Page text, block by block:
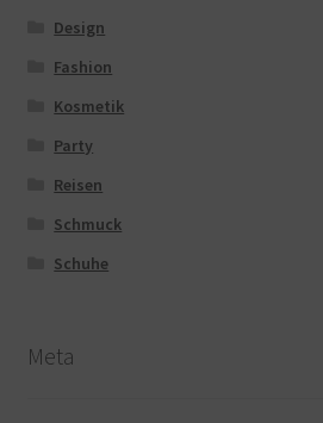
Design
Fashion
Kosmetik
Party
Reisen
Schmuck
Schuhe
Meta